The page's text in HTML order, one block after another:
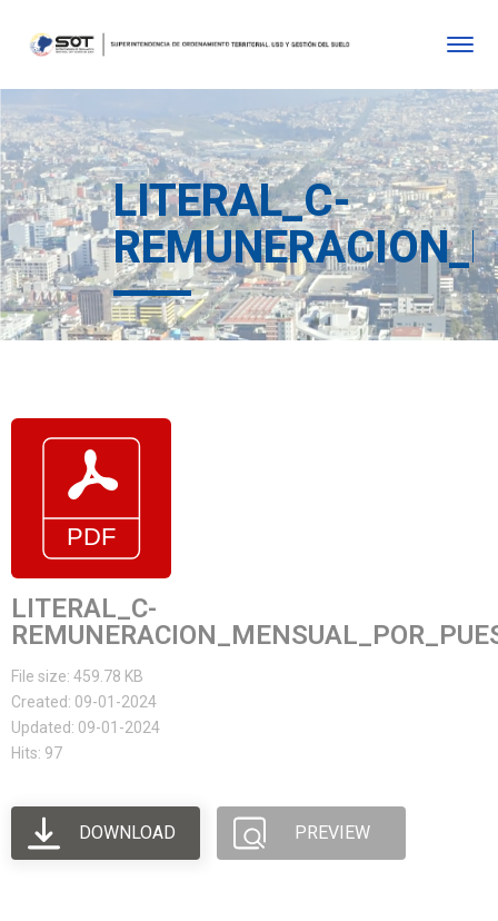
LITERAL_C-
LITERAL_C-
File size: 459.78 KB
Created: 09-01-2024
Updated: 09-01-2024
Hits: 97
DOWNLOAD PREVIEW